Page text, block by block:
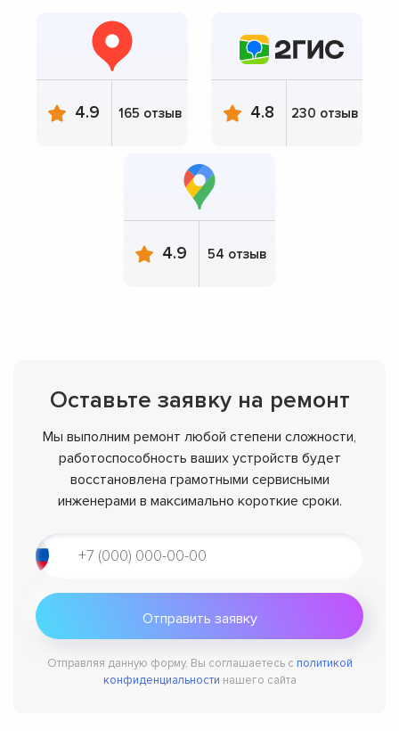
4.9 165 отзыв 4.8 230 отзыв
4.9 54 отзыв
Оставьте заявку на ремонт
Мы выполним ремонт любой степени сложности,
работоспособность ваших устройств будет
восстановлена грамотными сервисными
инженерами в максимально короткие сроки.
Отправляя данную форму, Вы соглашаетесь с политикой
конфиденциальности нашего сайта